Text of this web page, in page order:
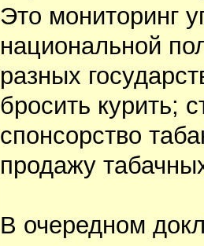
Это мониторинг
национальной
разных
бросить курить;
спонсорство
продажу
В очередном